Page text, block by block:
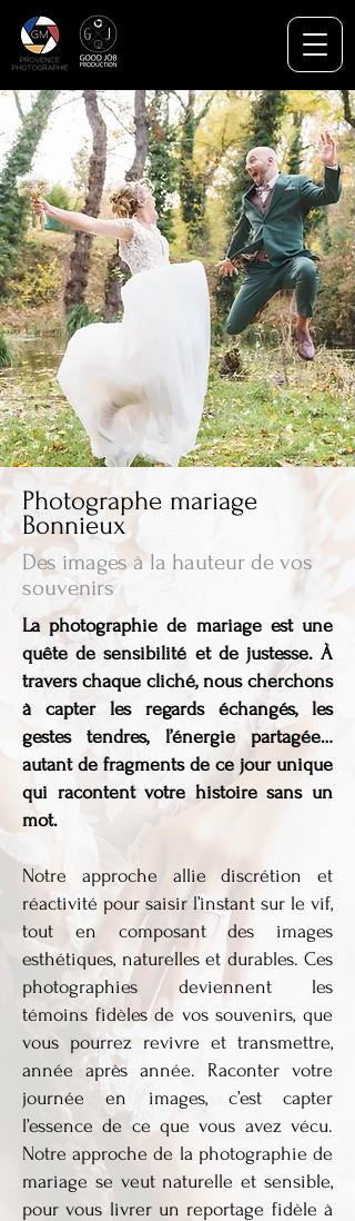
Photographe mariage
Bonnieux
Des images à la hauteur de vos
souvenirs
La photographie de mariage est une
quête de sensibilité et de justesse. À
travers chaque cliché, nous cherchons
à capter les regards échangés, les
gestes tendres, l’énergie partagée…
autant de fragments de ce jour unique
qui racontent votre histoire sans un
mot.
Notre approche allie discrétion et
réactivité pour saisir l’instant sur le vif,
tout en composant des images
esthétiques, naturelles et durables. Ces
photographies deviennent les
témoins fidèles de vos souvenirs, que
vous pourrez revivre et transmettre,
année après année. Raconter votre
journée en images, c’est capter
l’essence de ce que vous avez vécu.
Notre approche de la photographie de
mariage se veut naturelle et sensible,
pour vous livrer un reportage fidèle à